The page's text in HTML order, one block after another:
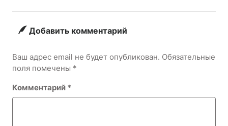
Добавить комментарий
Ваш адрес email не будет опубликован. Обязательные
поля помечены *
Комментарий *